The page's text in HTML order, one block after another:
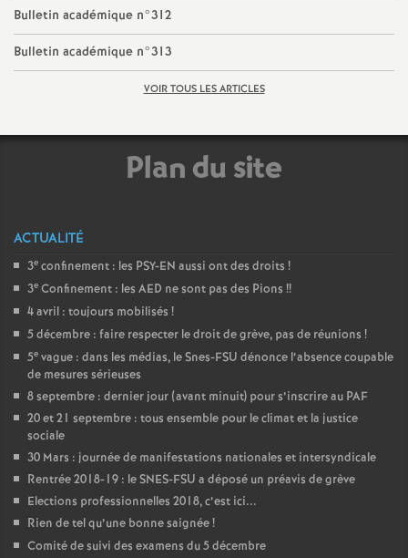
m
e
d
S
e
c
o
Bulletin académique n°312
Bulletin académique n°313
VOIR TOUS LES ARTICLES
Plan du site
ACTUALITÉ
3e confinement : les PSY-EN aussi ont des droits !
3e Confinement : les AED ne sont pas des Pions !!
4 avril : toujours mobilisés !
5 décembre : faire respecter le droit de grève, pas de réunions !
5e vague : dans les médias, le Snes-FSU dénonce l’absence coupable
de mesures sérieuses
8 septembre : dernier jour (avant minuit) pour s’inscrire au PAF
20 et 21 septembre : tous ensemble pour le climat et la justice
sociale
30 Mars : journée de manifestations nationales et intersyndicale
Rentrée 2018-19 : le SNES-FSU a déposé un préavis de grève
Elections professionnelles 2018, c’est ici...
Rien de tel qu’une bonne saignée!
Comité de suivi des examens du 5 décembre